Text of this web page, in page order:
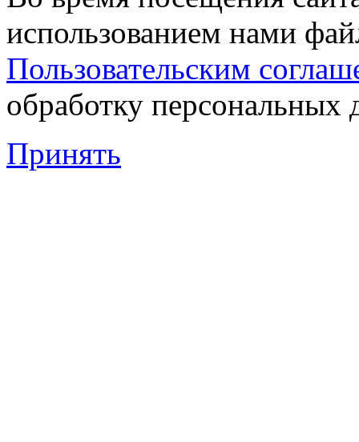
использованием нами
Пользовательским
обработку персональных
Принять